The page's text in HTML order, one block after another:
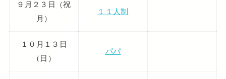
９月２３日（祝
月）
１１人制
１０月１３日
（日）
パパ